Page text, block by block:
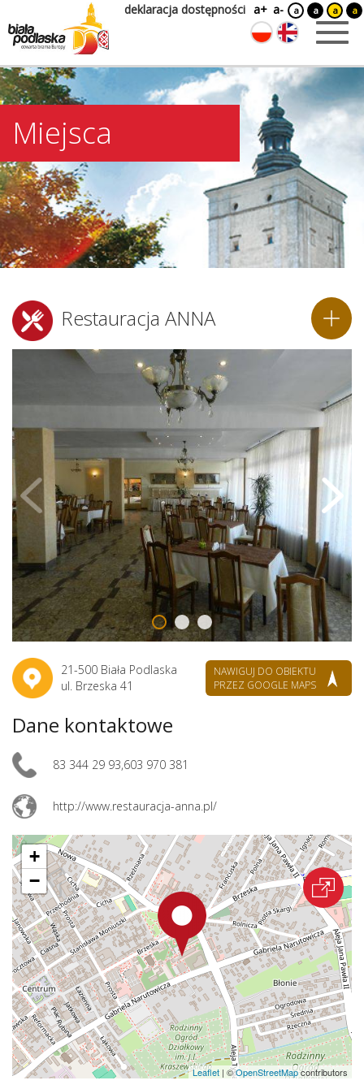
deklaracja dostępności a+ a- a a a a
Miejsca
Restauracja ANNA
21-500 Biała Podlaska
ul. Brzeska 41
NAWIGUJ DO OBIEKTU
PRZEZ GOOGLE MAPS
Dane kontaktowe
83 344 29 93,603 970 381
http://www.restauracja-anna.pl/
+
−
Leaflet | ©OpenStreetMapcontributors